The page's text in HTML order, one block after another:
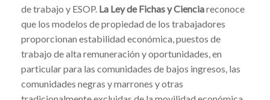
de trabajo y ESOP. La Ley de Fichas y Cienciareconoce
que los modelos de propiedad de los trabajadores
proporcionan estabilidad económica, puestos de
trabajo de alta remuneración y oportunidades, en
particular para las comunidades de bajos ingresos, las
comunidades negras y marrones y otras